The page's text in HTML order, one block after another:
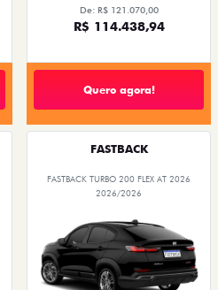
De: R$ 121.070,00
R$ 114.438,94
Quero agora!
FASTBACK
FASTBACK TURBO 200 FLEX AT 2026
2026/2026